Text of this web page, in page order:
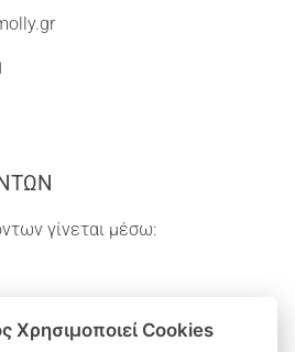
γίνεται μέσω:
Χρησιμοποιεί Cookies